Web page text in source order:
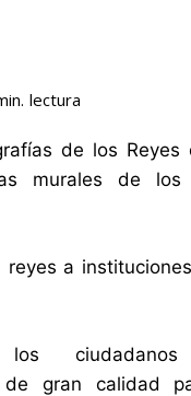
lectura
de los Reyes
murales de
a
ciudadanos
gran calidad